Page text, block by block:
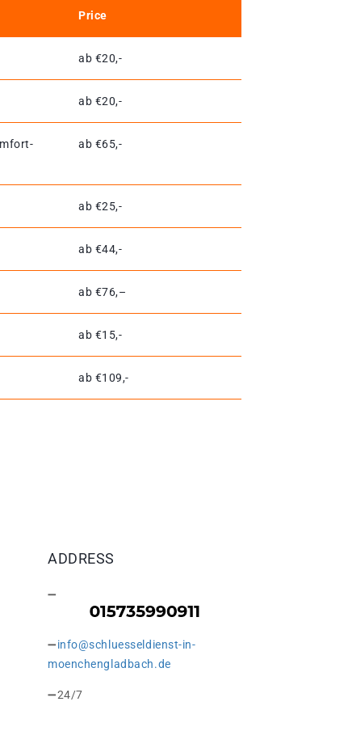
Price
ab €20,-
ab €20,-
ab €65,-
ab €25,-
ab €44,-
ab €76,–
ab €15,-
ab €109,-
ADDRESS
info@schluesseldienst-in-
moenchengladbach.de
24/7